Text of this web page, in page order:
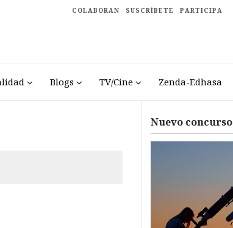
COLABORAN SUSCRÍBETE PARTICIPA
Blogs TV/Cine Zenda-Edhasa
Nuevo concurso